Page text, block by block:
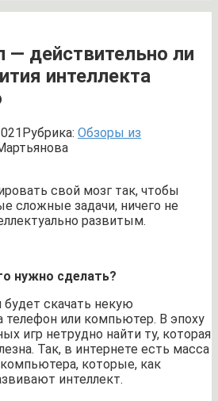
— действительно ли
интеллекта
Рубрика: Обзоры из
свой мозг так, чтобы
сложные задачи, ничего не
развитым.
нужно сделать?
скачать некую
или компьютер. В эпоху
игр нетрудно найти ту, которая
Так, в интернете есть масса
которые, как
интеллект.